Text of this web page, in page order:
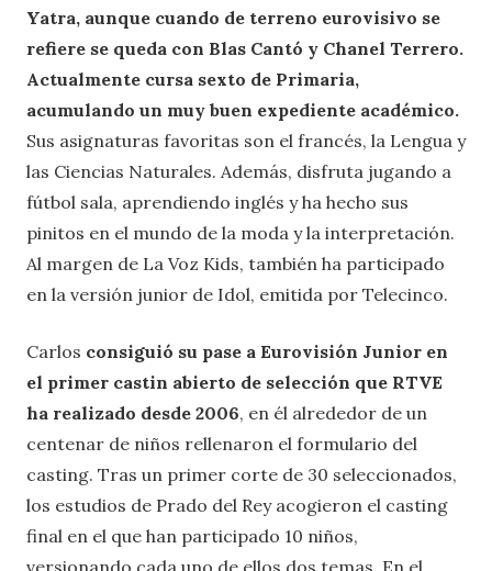
Yatra, aunque cuando de terreno eurovisivo se
refiere se queda con Blas Cantó y Chanel Terrero.
Actualmente cursa sexto de Primaria,
acumulando un muy buen expediente académico.
Sus asignaturas favoritas son el francés, la Lengua y
las Ciencias Naturales. Además, disfruta jugando a
fútbol sala, aprendiendo inglés y ha hecho sus
pinitos en el mundo de la moda y la interpretación.
Al margen de La Voz Kids, también ha participado
en la versión junior de Idol, emitida por Telecinco.
Carlos consiguió su pase a Eurovisión Junior en
el primer castin abierto de selección que RTVE
ha realizado desde 2006, en él alrededor de un
centenar de niños rellenaron el formulario del
casting. Tras un primer corte de 30 seleccionados,
los estudios de Prado del Rey acogieron el casting
final en el que han participado 10 niños,